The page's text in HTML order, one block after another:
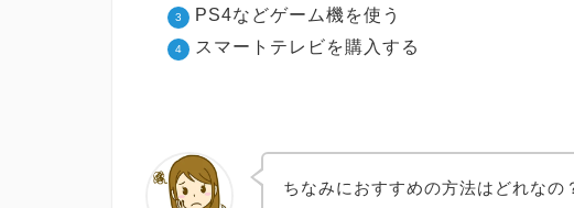
PS4などゲーム機を使う
スマートテレビを購入する
ちなみにおすすめの方法はどれなの